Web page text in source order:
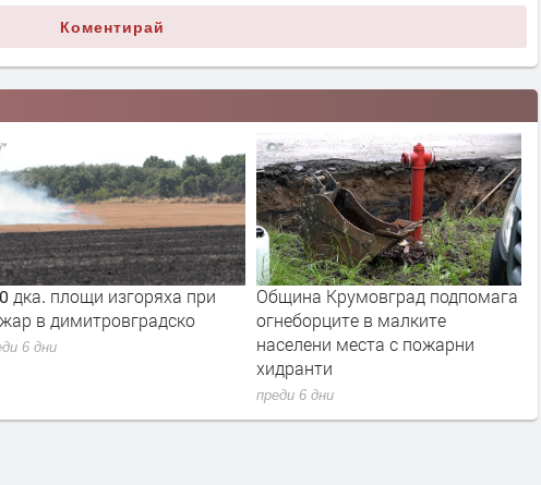
Коментирай
дка. площи изгоряха при
в димитровградско
6 дни
Община Крумовград подпомага
огнеборците в малките
населени места с пожарни
хидранти
преди 6 дни